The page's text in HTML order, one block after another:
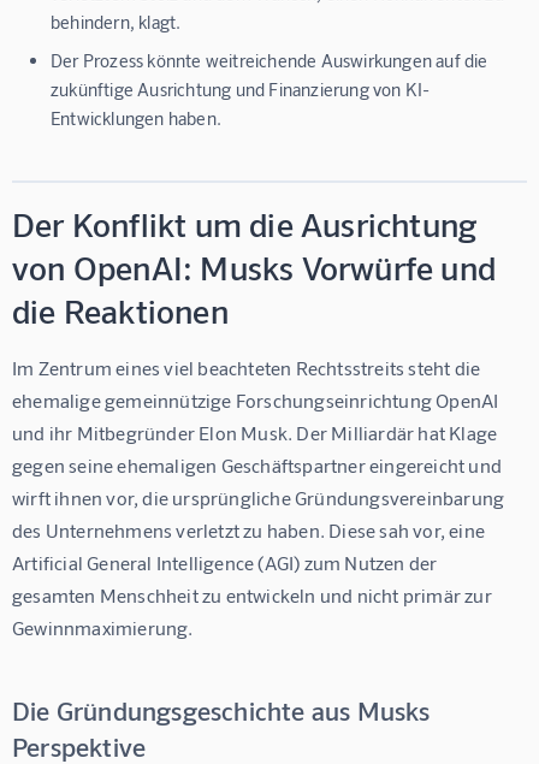
behindern, klagt.
Der Prozess könnte weitreichende Auswirkungen auf die
zukünftige Ausrichtung und Finanzierung von KI-
Entwicklungen haben.
Der Konflikt um die Ausrichtung
von OpenAI: Musks Vorwürfe und
die Reaktionen
Im Zentrum eines viel beachteten Rechtsstreits steht die
ehemalige gemeinnützige Forschungseinrichtung OpenAI
und ihr Mitbegründer Elon Musk. Der Milliardär hat Klage
gegen seine ehemaligen Geschäftspartner eingereicht und
wirft ihnen vor, die ursprüngliche Gründungsvereinbarung
des Unternehmens verletzt zu haben. Diese sah vor, eine
Artificial General Intelligence (AGI) zum Nutzen der
gesamten Menschheit zu entwickeln und nicht primär zur
Gewinnmaximierung.
Die Gründungsgeschichte aus Musks
Perspektive